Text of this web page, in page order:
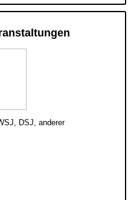
DSJ, anderer